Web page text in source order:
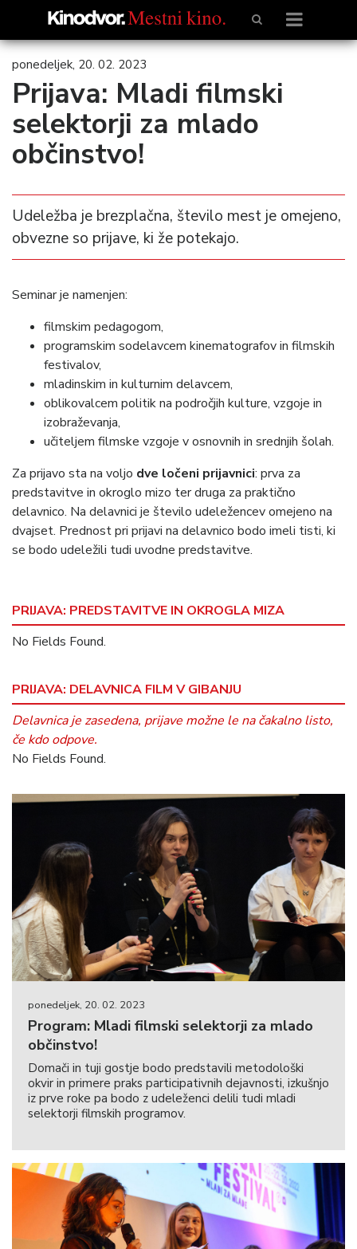
ponedeljek, 20. 02. 2023
Prijava: Mladi filmski
selektorji za mlado
občinstvo!
Udeležba je brezplačna, število mest je omejeno,
obvezne so prijave, ki že potekajo.
Seminar je namenjen:
filmskim pedagogom,
programskim sodelavcem kinematografov in filmskih
festivalov,
mladinskim in kulturnim delavcem,
oblikovalcem politik na področjih kulture, vzgoje in
izobraževanja,
učiteljem filmske vzgoje v osnovnih in srednjih šolah.
Za prijavo sta na voljo dve ločeni prijavnici: prva za
predstavitve in okroglo mizo ter druga za praktično
delavnico. Na delavnici je število udeležencev omejeno na
dvajset. Prednost pri prijavi na delavnico bodo imeli tisti, ki
se bodo udeležili tudi uvodne predstavitve.
PRIJAVA: PREDSTAVITVE IN OKROGLA MIZA
No Fields Found.
PRIJAVA: DELAVNICA FILM V GIBANJU
Delavnica je zasedena, prijave možne le na čakalno listo,
če kdo odpove.
No Fields Found.
ponedeljek, 20. 02. 2023
Program: Mladi filmski selektorji za mlado
občinstvo!
Domači in tuji gostje bodo predstavili metodološki
okvir in primere praks participativnih dejavnosti, izkušnjo
iz prve roke pa bodo z udeleženci delili tudi mladi
selektorji filmskih programov.